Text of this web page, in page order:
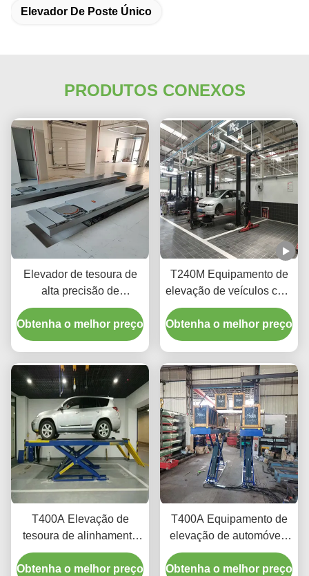
Elevador De Poste Único
PRODUTOS CONEXOS
Elevador de tesoura de
alta precisão de
alinhamento de rodas
T400D 4000kg
Capacidade para oficinas
Obtenha o melhor preço
T240M Equipamento de
elevação de veículos com
dois postes de pórtico e
tecnologia avançada de
elevação
Obtenha o melhor preço
T400A Elevação de
tesoura de alinhamento
durável 4000 kg com
elevação suave
Obtenha o melhor preço
T400A Equipamento de
elevação de automóveis
de perfil ultra baixo para
alinhamento e
Obtenha o melhor preço